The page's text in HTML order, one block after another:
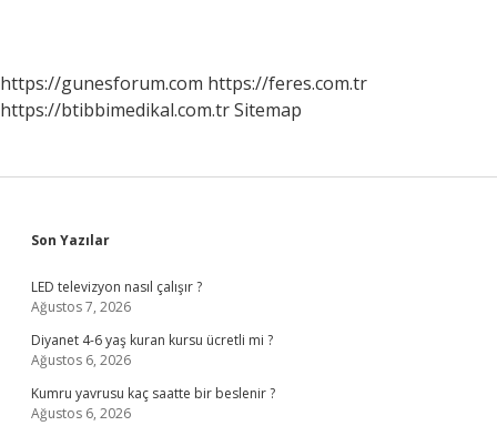
https://gunesforum.com https://feres.com.tr
https://btibbimedikal.com.trSitemap
Sidebar
Son Yazılar
LED televizyon nasıl çalışır ?
Ağustos 7, 2026
Diyanet 4-6 yaş kuran kursu ücretli mi ?
Ağustos 6, 2026
Kumru yavrusu kaç saatte bir beslenir ?
Ağustos 6, 2026